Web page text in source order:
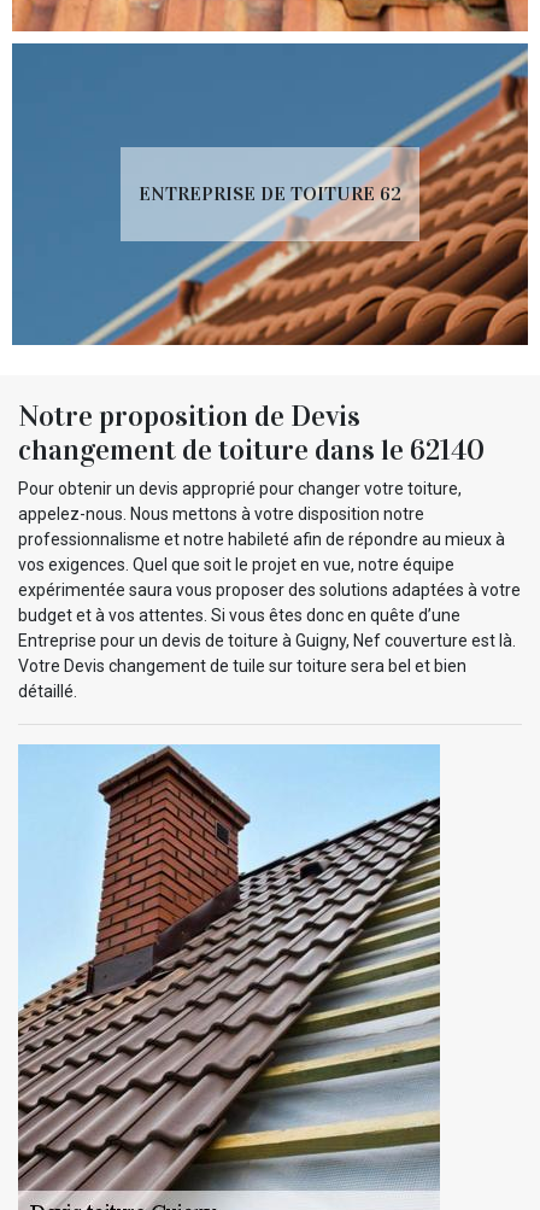
ENTREPRISE DE TOITURE 62
Notre proposition de Devis
changement de toiture dans le 62140
Pour obtenir un devis approprié pour changer votre toiture,
appelez-nous. Nous mettons à votre disposition notre
professionnalisme et notre habileté afin de répondre au mieux à
vos exigences. Quel que soit le projet en vue, notre équipe
expérimentée saura vous proposer des solutions adaptées à votre
budget et à vos attentes. Si vous êtes donc en quête d’une
Entreprise pour un devis de toiture à Guigny, Nef couverture est là.
Votre Devis changement de tuile sur toiture sera bel et bien
détaillé.